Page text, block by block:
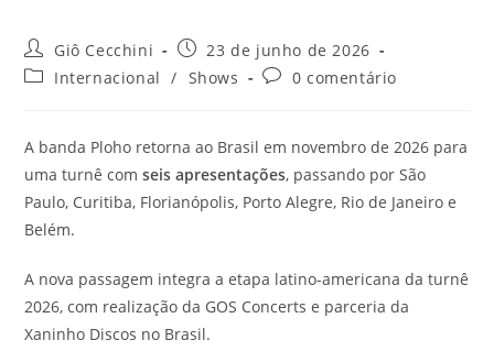
Autor
do
post:
Giô Cecchini
Post
publicado:
23 de junho de 2026
Categoria
Internacional / Shows
Comentários
0 comentário
A banda Ploho retorna ao Brasil em novembro de 2026 para
uma turnê comseis apresentações, passando por São
Paulo, Curitiba, Florianópolis, Porto Alegre, Rio de Janeiro e
Belém.
A nova passagem integra a etapa latino-americana da turnê
2026, com realização da GOS Concerts e parceria da
Xaninho Discos no Brasil.